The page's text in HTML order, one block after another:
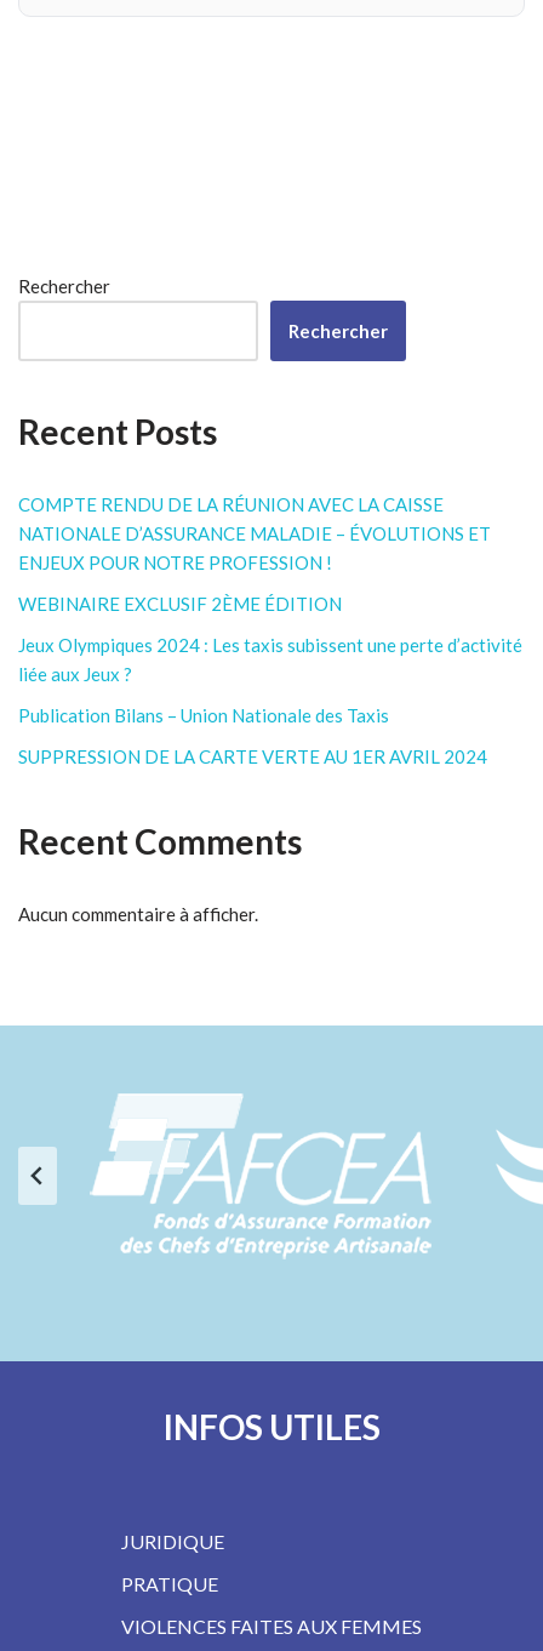
Rechercher
Rechercher
Recent Posts
COMPTE RENDU DE LA RÉUNION AVEC LA CAISSE
NATIONALE D’ASSURANCE MALADIE – ÉVOLUTIONS ET
ENJEUX POUR NOTRE PROFESSION !
WEBINAIRE EXCLUSIF 2ÈME ÉDITION
Jeux Olympiques 2024 : Les taxis subissent une perte d’activité
liée aux Jeux ?
Publication Bilans – Union Nationale des Taxis
SUPPRESSION DE LA CARTE VERTE AU 1ER AVRIL 2024
Recent Comments
Aucun commentaire à afficher.
INFOS UTILES
JURIDIQUE
PRATIQUE
VIOLENCES FAITES AUX FEMMES